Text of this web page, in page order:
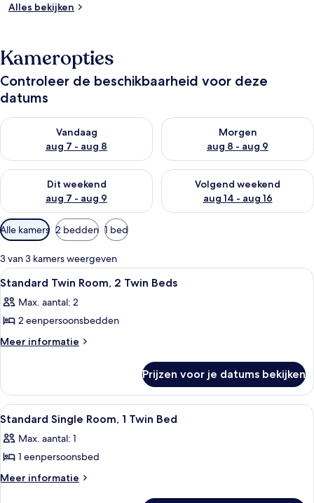
Alles bekijken
Kameropties
Controleer de beschikbaarheid voor deze
datums
Vandaag
aug 7 - aug 8
De beschikbaarheid controleren voor vanavond aug 7 - aug 8
Morgen
aug 8 - aug 9
De beschikbaarheid
Dit weekend
aug 7 - aug 9
De beschikbaarheid controleren voor dit weekend aug 7 -
Volgend weekend
aug 14 - aug 16
De beschikbaarheid
Beschikbare
filters
voor
kamers
Alle kamers 2 bedden 1 bed
3 van 3 kamers weergeven
Alle
foto's
voor
Standard
Twin
Twin
Beds
laden
Een tweepersoonskamer met twee
4
Standard Twin Room, 2 Twin Beds
Max. aantal: 2
2 eenpersoonsbedden
Meer informatie
Meer
Twin
Room,
2
Beds
Prijzen voor je datums bekijken
Alle
foto's
voor
Standard
Single
4
Standard Single Room, 1 Twin Bed
Max. aantal: 1
1 eenpersoonsbed
Meer informatie
Meer